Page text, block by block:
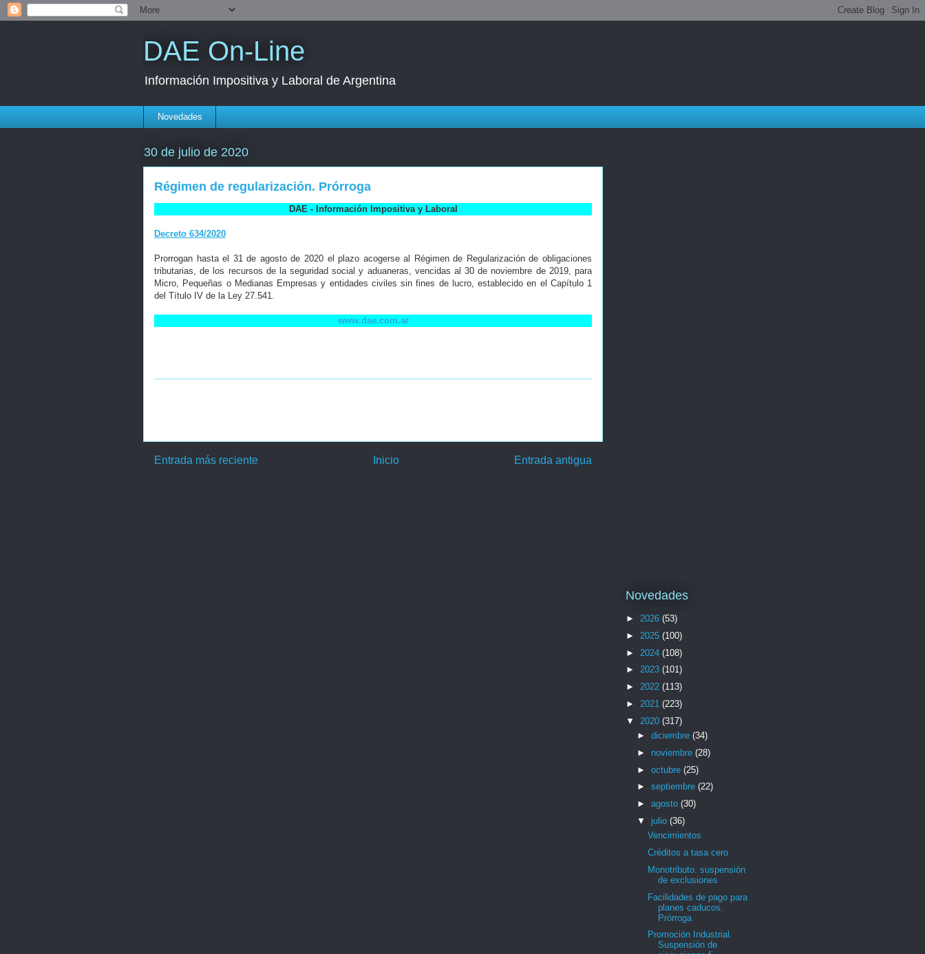
DAE On-Line
Información Impositiva y Laboral de Argentina
Novedades
30 de julio de 2020
Régimen de regularización. Prórroga
DAE - Información Impositiva y Laboral
Decreto 634/2020
Prorrogan hasta el 31 de agosto de 2020 el plazo acogerse al Régimen de Regularización de obligaciones
tributarias, de los recursos de la seguridad social y aduaneras, vencidas al 30 de noviembre de 2019, para
Micro, Pequeñas o Medianas Empresas y entidades civiles sin fines de lucro, establecido en el Capítulo 1
del Título IV de la Ley 27.541.
www.dae.com.ar
Entrada más reciente Entrada antigua
Inicio
Novedades
► 2026 (53)
► 2025 (100)
► 2024 (108)
► 2023 (101)
► 2022 (113)
► 2021 (223)
▼ 2020 (317)
► diciembre (34)
► noviembre (28)
► octubre (25)
► septiembre (22)
► agosto (30)
▼ julio (36)
Vencimientos
Créditos a tasa cero
Monotributo. suspensión
de exclusiones
Facilidades de pago para
planes caducos.
Prórroga
Promoción Industrial.
Suspensión de